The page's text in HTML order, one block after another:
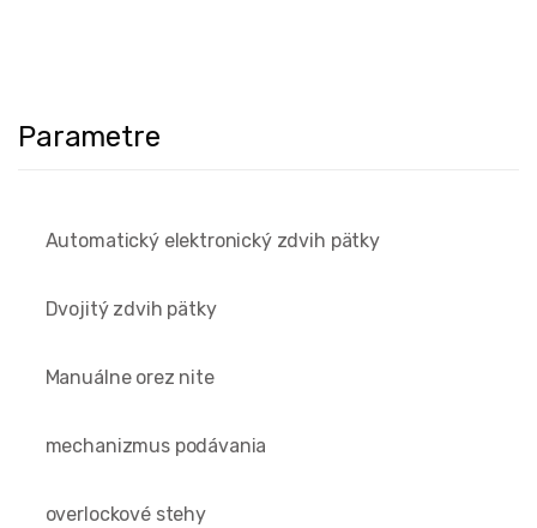
Parametre
Automatický elektronický zdvih pätky
Dvojitý zdvih pätky
Manuálne orez nite
mechanizmus podávania
overlockové stehy